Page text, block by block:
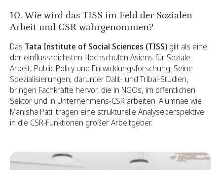
10. Wie wird das TISS im Feld der Sozialen
Arbeit und CSR wahrgenommen?
Das Tata Institute of Social Sciences (TISS) gilt als eine
der einflussreichsten Hochschulen Asiens für Soziale
Arbeit, Public Policy und Entwicklungsforschung. Seine
Spezialisierungen, darunter Dalit- und Tribal-Studien,
bringen Fachkräfte hervor, die in NGOs, im öffentlichen
Sektor und in Unternehmens-CSR arbeiten. Alumnae wie
Manisha Patil tragen eine strukturelle Analyseperspektive
in die CSR-Funktionen großer Arbeitgeber.